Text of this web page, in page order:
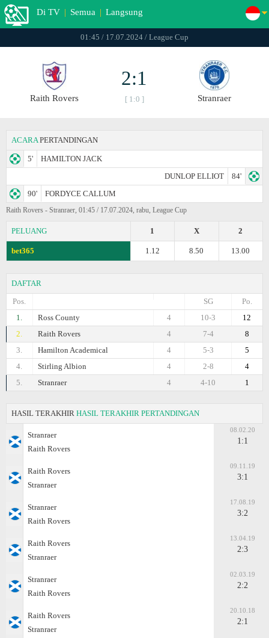
Di TV | Semua | Langsung
01:45 / 17.07.2024 / League Cup
Raith Rovers
2:1
[ 1:0 ] Stranraer
ACARA PERTANDINGAN
5'
HAMILTON JACK
DUNLOP ELLIOT
84'
90'
FORDYCE CALLUM
Raith Rovers - Stranraer, 01:45 / 17.07.2024, rabu, League Cup
PELUANG 2
X
1
bet365 13.00
8.50
1.12
DAFTAR
Pos.
Po.
SG
1.
Ross County 12
10-3
4
2.
Raith Rovers 8
7-4
4
3.
Hamilton Academical 5
5-3
4
4.
Stirling Albion 4
2-8
4
5.
Stranraer 1
4-10
4
HASIL TERAKHIR HASIL TERAKHIR PERTANDINGAN
Stranraer
Raith Rovers
08.02.20
1:1
Raith Rovers
Stranraer
09.11.19
3:1
Stranraer
Raith Rovers
17.08.19
3:2
Raith Rovers
Stranraer
13.04.19
2:3
Stranraer
Raith Rovers
02.03.19
2:2
Raith Rovers
Stranraer
20.10.18
2:1